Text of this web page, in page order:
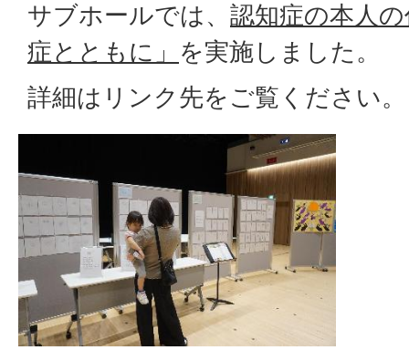
サブホールでは、 認知症の本人
症とともに」 を実施しました。
詳細はリンク先をご覧ください。